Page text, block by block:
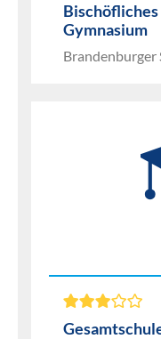
Gymnasium
Brandenburger